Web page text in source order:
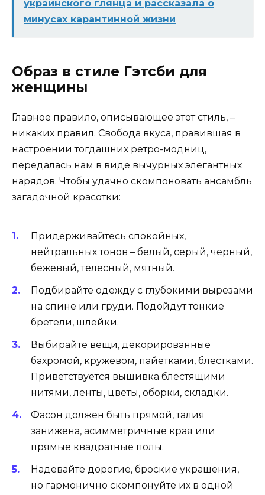
украинского глянца и рассказала о
минусах карантинной жизни
Образ в стиле Гэтсби для
женщины
Главное правило, описывающее этот стиль, –
никаких правил. Свобода вкуса, правившая в
настроении тогдашних ретро-модниц,
передалась нам в виде вычурных элегантных
нарядов. Чтобы удачно скомпоновать ансамбль
загадочной красотки:
Придерживайтесь спокойных,
нейтральных тонов – белый, серый, черный,
бежевый, телесный, мятный.
Подбирайте одежду с глубокими вырезами
на спине или груди. Подойдут тонкие
бретели, шлейки.
Выбирайте вещи, декорированные
бахромой, кружевом, пайетками, блестками.
Приветствуется вышивка блестящими
нитями, ленты, цветы, оборки, складки.
Фасон должен быть прямой, талия
занижена, асимметричные края или
прямые квадратные полы.
Надевайте дорогие, броские украшения,
но гармонично скомпонуйте их в одной